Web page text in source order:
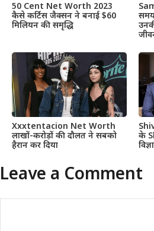
50 Cent Net Worth 2023
कैसे कर्टिस जैक्सन ने बनाई $60
मिलियन की समृद्धि
Xxxtentacion Net Worth
लाखों-करोड़ों की दौलत ने सबको
हैरान कर दिया
के
Leave a Comment